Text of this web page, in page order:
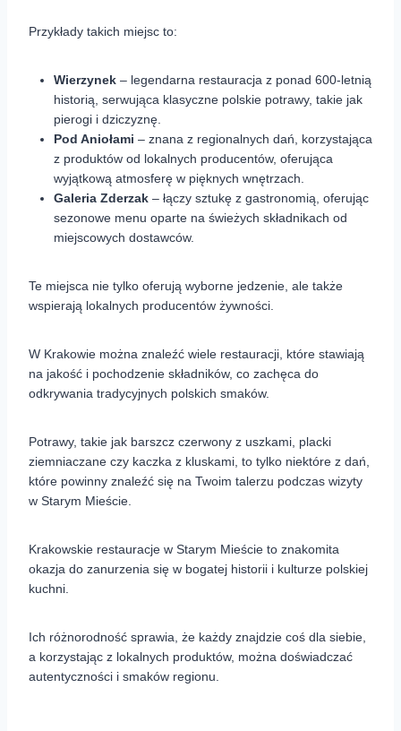
Przykłady takich miejsc to:
Wierzynek – legendarna restauracja z ponad 600-letnią
historią, serwująca klasyczne polskie potrawy, takie jak
pierogi i dziczyznę.
Pod Aniołami – znana z regionalnych dań, korzystająca
z produktów od lokalnych producentów, oferująca
wyjątkową atmosferę w pięknych wnętrzach.
Galeria Zderzak – łączy sztukę z gastronomią, oferując
sezonowe menu oparte na świeżych składnikach od
miejscowych dostawców.
Te miejsca nie tylko oferują wyborne jedzenie, ale także
wspierają lokalnych producentów żywności.
W Krakowie można znaleźć wiele restauracji, które stawiają
na jakość i pochodzenie składników, co zachęca do
odkrywania tradycyjnych polskich smaków.
Potrawy, takie jak barszcz czerwony z uszkami, placki
ziemniaczane czy kaczka z kluskami, to tylko niektóre z dań,
które powinny znaleźć się na Twoim talerzu podczas wizyty
w Starym Mieście.
Krakowskie restauracje w Starym Mieście to znakomita
okazja do zanurzenia się w bogatej historii i kulturze polskiej
kuchni.
Ich różnorodność sprawia, że każdy znajdzie coś dla siebie,
a korzystając z lokalnych produktów, można doświadczać
autentyczności i smaków regionu.